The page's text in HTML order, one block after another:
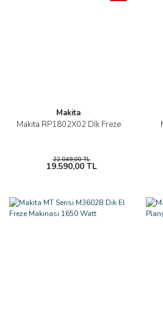
Makita
Makita RP1802X02 Dİk Freze
22.049,00 TL
19.590,00 TL